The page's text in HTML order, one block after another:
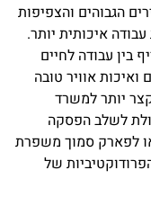
הגבוהים והצפיפות
איכותית יותר.
בין עבודה לחיים
אוויר טובה
יותר למשרד
לשלב הפסקה
לפארק סמוך משפרת
של